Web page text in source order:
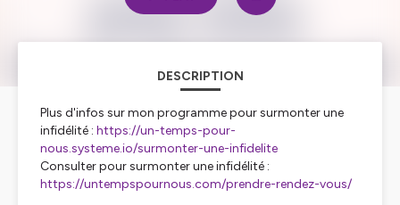
DESCRIPTION
Plus d'infos sur mon programme pour surmonter une
infidélité : https://un-temps-pour-
nous.systeme.io/surmonter-une-infidelite
Consulter pour surmonter une infidélité :
https://untempspournous.com/prendre-rendez-vous/